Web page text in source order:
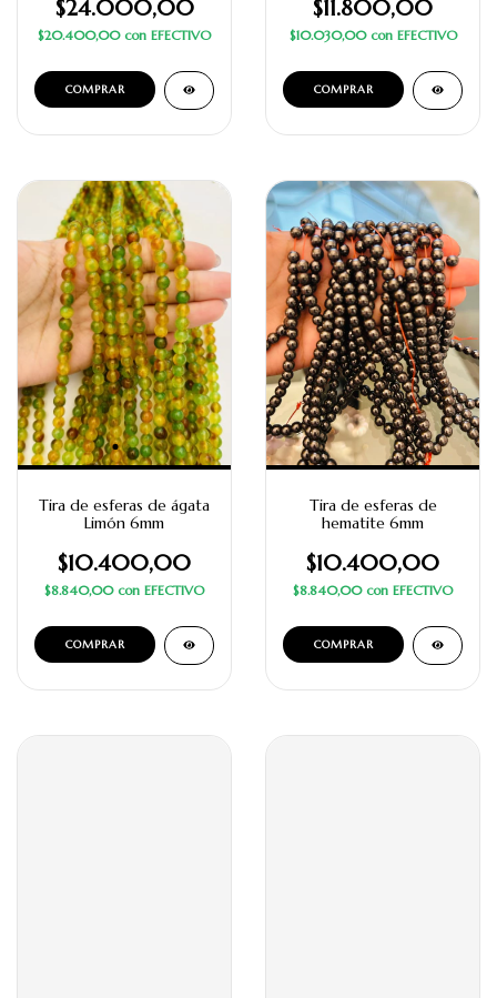
$24.000,00
$20.400,00 con EFECTIVO
$11.800,00
$10.030,00 con EFECTIVO
Tira de esferas de ágata
Limón 6mm
$10.400,00
$8.840,00 con EFECTIVO
Tira de esferas de
hematite 6mm
$10.400,00
$8.840,00 con EFECTIVO